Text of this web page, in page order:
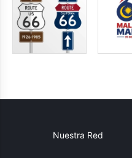
Nuestra Red